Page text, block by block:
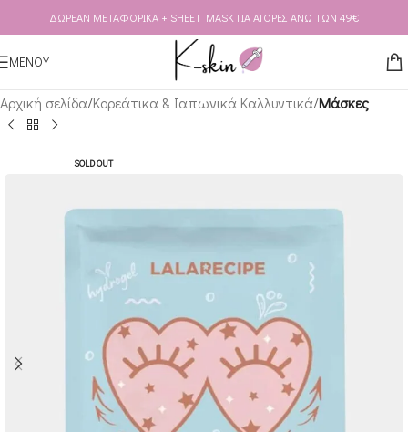
Skip to navigation
Skip to main content
ΔΩΡΕΑΝ ΜΕΤΑΦΟΡΙΚΑ + SHEET MASK ΓΙΑ ΑΓΟΡΕΣ ΑΝΩ ΤΩΝ 49€
ΜΕΝΟΥ
Αρχική σελίδα Κορεάτικα & Ιαπωνικά Καλλυντικά Μάσκες
SOLD OUT